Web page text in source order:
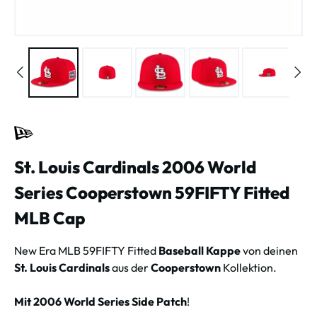
St. Louis Cardinals 2006 World
Series Cooperstown 59FIFTY Fitted
MLB Cap
New Era MLB 59FIFTY Fitted Baseball Kappevon deinen
St. Louis Cardinalsaus derCooperstown Kollektion.
Mit 2006 World Series Side Patch!